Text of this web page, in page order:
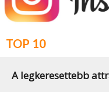
TOP 10
A legkeresettebb